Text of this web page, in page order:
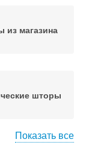
из магазина
шторы
Показать все